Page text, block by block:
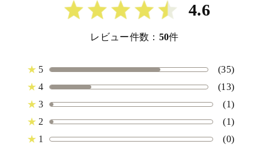
4.6
レビュー件数： 50件
★ 5
(35)
★ 4
(13)
★ 3
(1)
★ 2
(1)
★ 1 (0)